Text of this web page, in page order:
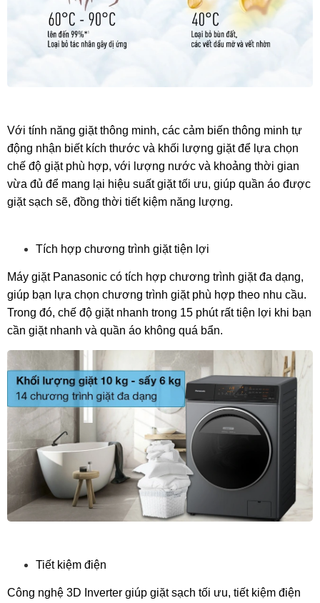
Với tính năng giặt thông minh, các cảm biến thông minh tự
động nhận biết kích thước và khối lượng giặt để lựa chọn
chế độ giặt phù hợp, với lượng nước và khoảng thời gian
vừa đủ để mang lại hiệu suất giặt tối ưu, giúp quần áo được
giặt sạch sẽ, đồng thời tiết kiệm năng lượng.
Tích hợp chương trình giặt tiện lợi
Máy giặt Panasonic có tích hợp chương trình giặt đa dạng,
giúp bạn lựa chọn chương trình giặt phù hợp theo nhu cầu.
Trong đó, chế độ giặt nhanh trong 15 phút rất tiện lợi khi bạn
cần giặt nhanh và quần áo không quá bẩn.
Tiết kiệm điện
Công nghệ 3D Inverter giúp giặt sạch tối ưu, tiết kiệm điện